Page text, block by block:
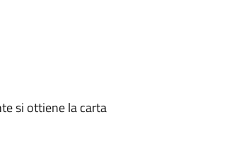
si ottiene la carta